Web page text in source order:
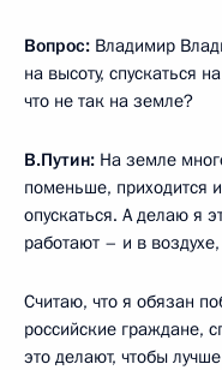
Вопрос: Владимир
на высоту, спускаться
что не так на земле?
В.Путин: На земле
поменьше, приходится
опускаться. А делаю я
работают – и в
Считаю, что я обязан
российские граждане,
это делают, чтобы